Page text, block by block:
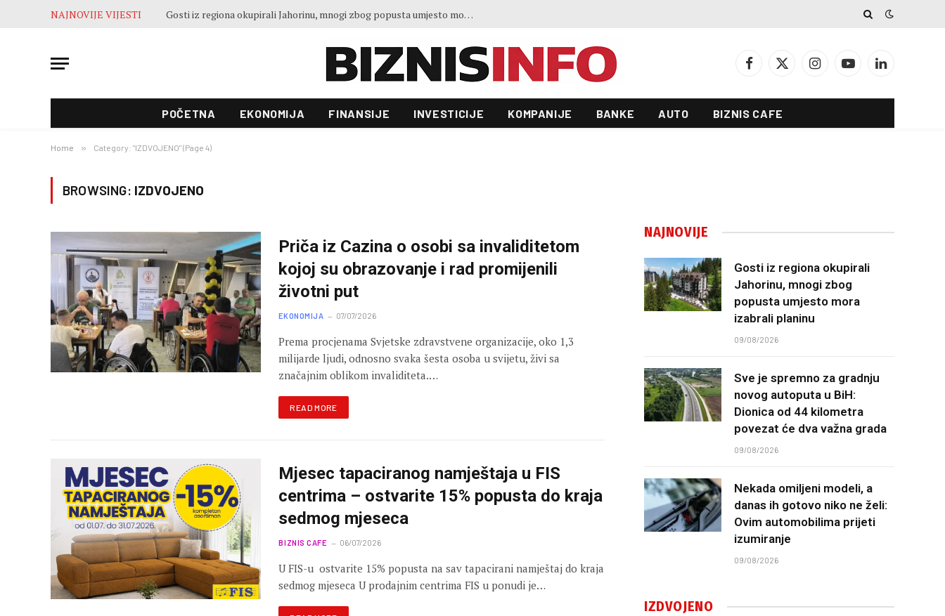
NAJNOVIJE VIJESTI Sve je spremno za gradnju novog autoputa u BiH: Dionica od 44 kilometra povezat će dva važna grada
Facebook
X
InstagramYouTubeLinkedIn
POČETNA EKONOMIJA FINANSIJE INVESTICIJE KOMPANIJE BANKE AUTO BIZNIS CAFE
Home » Category: "IZDVOJENO" (Page 4)
BROWSING: IZDVOJENO
Priča iz Cazina o osobi sa invaliditetom
kojoj su obrazovanje i rad promijenili
životni put
EKONOMIJA 07/07/2026
Prema procjenama Svjetske zdravstvene organizacije, oko 1,3
milijarde ljudi, odnosno svaka šesta osoba u svijetu, živi sa
značajnim oblikom invaliditeta.…
READ MORE
Mjesec tapaciranog namještaja u FIS
centrima – ostvarite 15% popusta do kraja
sedmog mjeseca
BIZNIS CAFE 06/07/2026
U FIS-u ostvarite 15% popusta na sav tapacirani namještaj do kraja
sedmog mjeseca U prodajnim centrima FIS u ponudi je…
NAJNOVIJE
Gosti iz regiona okupirali
Jahorinu, mnogi zbog
popusta umjesto mora
izabrali planinu
09/08/2026
Sve je spremno za gradnju
novog autoputa u BiH:
Dionica od 44 kilometra
povezat će dva važna grada
09/08/2026
Nekada omiljeni modeli, a
danas ih gotovo niko ne želi:
Ovim automobilima prijeti
izumiranje
09/08/2026
IZDVOJENO